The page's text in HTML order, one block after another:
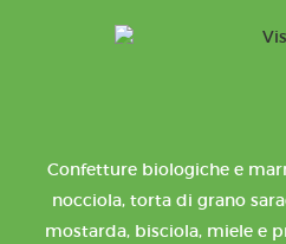
Confetture biologiche e
nocciola, torta di grano
mostarda, bisciola, miele e